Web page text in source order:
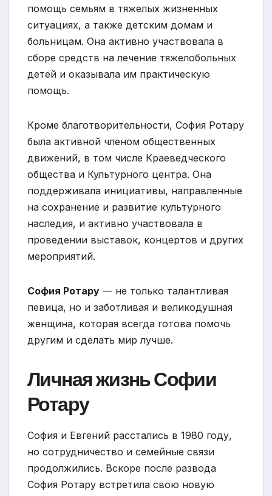
помощь семьям в тяжелых жизненных
ситуациях, а также детским домам и
больницам. Она активно участвовала в
сборе средств на лечение тяжелобольных
детей и оказывала им практическую
помощь.
Кроме благотворительности, София Ротару
была активной членом общественных
движений, в том числе Краеведческого
общества и Культурного центра. Она
поддерживала инициативы, направленные
на сохранение и развитие культурного
наследия, и активно участвовала в
проведении выставок, концертов и других
мероприятий.
София Ротару — не только талантливая
певица, но и заботливая и великодушная
женщина, которая всегда готова помочь
другим и сделать мир лучше.
Личная жизнь Софии
Ротару
София и Евгений расстались в 1980 году,
но сотрудничество и семейные связи
продолжились. Вскоре после развода
София Ротару встретила свою новую